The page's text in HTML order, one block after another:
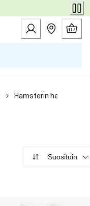
Hamsterin herkut
Suosituin